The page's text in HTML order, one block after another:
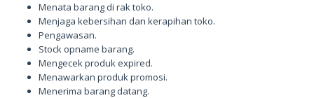
Menata barang di rak toko.
Menjaga kebersihan dan kerapihan toko.
Pengawasan.
Stock opname barang.
Mengecek produk expired.
Menawarkan produk promosi.
Menerima barang datang.